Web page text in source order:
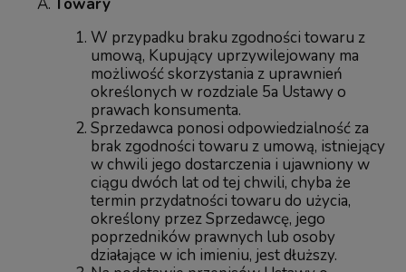
Towary
W przypadku braku zgodności towaru z
umową, Kupujący uprzywilejowany ma
możliwość skorzystania z uprawnień
określonych w rozdziale 5a Ustawy o
prawach konsumenta.
Sprzedawca ponosi odpowiedzialność za
brak zgodności towaru z umową, istniejący
w chwili jego dostarczenia i ujawniony w
ciągu dwóch lat od tej chwili, chyba że
termin przydatności towaru do użycia,
określony przez Sprzedawcę, jego
poprzedników prawnych lub osoby
działające w ich imieniu, jest dłuższy.